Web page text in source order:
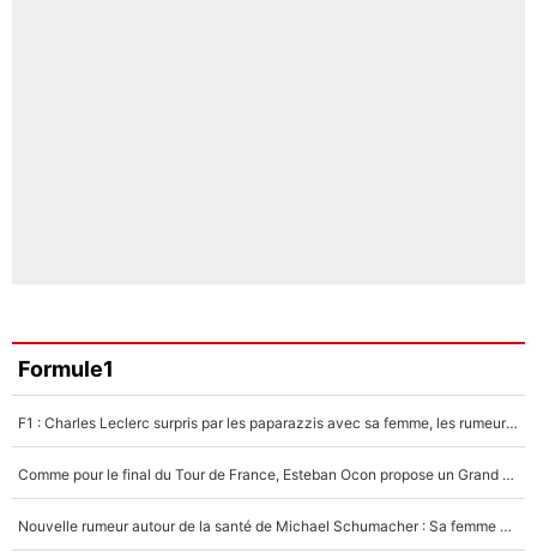
Formule1
F1 : Charles Leclerc surpris par les paparazzis avec sa femme, les rumeurs étaient vraies !
Comme pour le final du Tour de France, Esteban Ocon propose un Grand Prix de Formule 1 à Paris : «Autour de l’Arc de Triomphe, ce serait génial» !
Nouvelle rumeur autour de la santé de Michael Schumacher : Sa femme Corinna sort du silence